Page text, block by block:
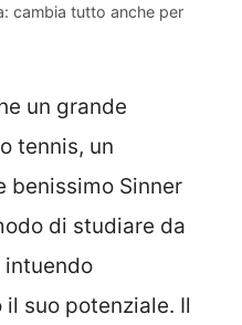
cambia tutto anche per
un grande
tennis, un
benissimo Sinner
di studiare da
intuendo
suo potenziale. Il